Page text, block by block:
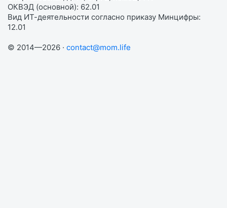
ОКВЭД (основной): 62.01
Вид ИТ-деятельности согласно приказу Минцифры:
12.01
© 2014—2026 · contact@mom.life